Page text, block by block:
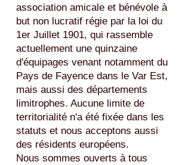
association amicale et bénévole à
but non lucratif régie par la loi du
1er Juillet 1901, qui rassemble
actuellement une quinzaine
d'équipages venant notamment du
Pays de Fayence dans le Var Est,
mais aussi des départements
limitrophes. Aucune limite de
territorialité n'a été fixée dans les
statuts et nous acceptons aussi
des résidents européens.
Nous sommes ouverts à tous